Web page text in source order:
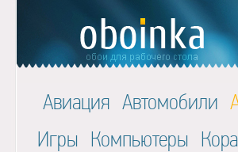
Авиация Автомобили
Игры Компьютеры